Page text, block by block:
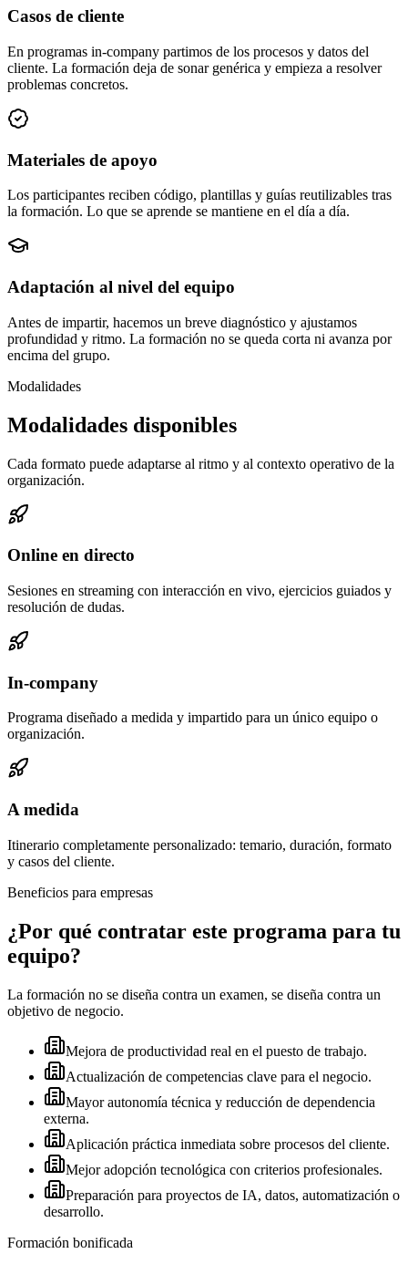
Casos de cliente
En programas in-company partimos de los procesos y datos del
cliente. La formación deja de sonar genérica y empieza a resolver
problemas concretos.
Materiales de apoyo
Los participantes reciben código, plantillas y guías reutilizables tras
la formación. Lo que se aprende se mantiene en el día a día.
Adaptación al nivel del equipo
Antes de impartir, hacemos un breve diagnóstico y ajustamos
profundidad y ritmo. La formación no se queda corta ni avanza por
encima del grupo.
Modalidades
Modalidades disponibles
Cada formato puede adaptarse al ritmo y al contexto operativo de la
organización.
Online en directo
Sesiones en streaming con interacción en vivo, ejercicios guiados y
resolución de dudas.
In-company
Programa diseñado a medida y impartido para un único equipo o
organización.
A medida
Itinerario completamente personalizado: temario, duración, formato
y casos del cliente.
Beneficios para empresas
¿Por qué contratar este programa para tu
equipo?
La formación no se diseña contra un examen, se diseña contra un
objetivo de negocio.
Mejora de productividad real en el puesto de trabajo.
Actualización de competencias clave para el negocio.
Mayor autonomía técnica y reducción de dependencia
externa.
Aplicación práctica inmediata sobre procesos del cliente.
Mejor adopción tecnológica con criterios profesionales.
Preparación para proyectos de IA, datos, automatización o
desarrollo.
Formación bonificada